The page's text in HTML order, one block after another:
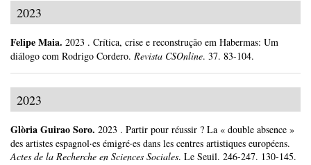
2023
Felipe Maia. 2023 . Crítica, crise e reconstrução em Habermas: Um
diálogo com Rodrigo Cordero. Revista CSOnline. 37. 83-104.
2023
Glòria Guirao Soro. 2023 . Partir pour réussir ? La « double absence »
des artistes espagnol·es émigré·es dans les centres artistiques européens.
Actes de la Recherche en Sciences Sociales. Le Seuil. 246-247. 130-145.